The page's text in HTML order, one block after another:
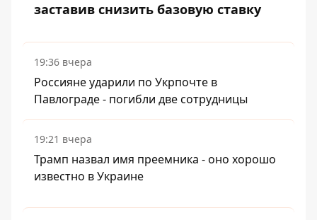
заставив снизить базовую ставку
19:36 вчера
Россияне ударили по Укрпочте в
Павлограде - погибли две сотрудницы
19:21 вчера
Трамп назвал имя преемника - оно хорошо
известно в Украине